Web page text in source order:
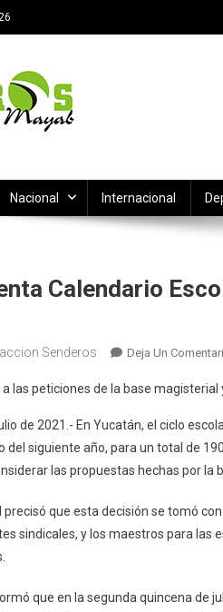
Nacional Internacional
Calendario
Senderos Deja Un
las peticiones de la base
de 2021.- En Yucatán, el ciclo
del siguiente año, para un total de
las propuestas hechas por la
precisó que esta decisión se tomó
sindicales, y los maestros para las
que en la segunda quincena de